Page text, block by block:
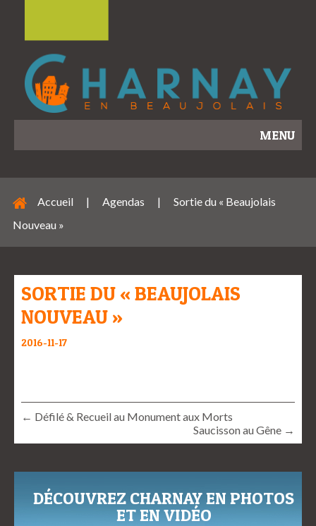
MENU
Accueil | Agendas |
Sortie du « Beaujolais
Nouveau »
SORTIE DU « BEAUJOLAIS
NOUVEAU »
2016-11-17
← Défilé & Recueil au Monument aux Morts
Saucisson au Gêne →
DÉCOUVREZ CHARNAY EN PHOTOS
ET EN VIDÉO